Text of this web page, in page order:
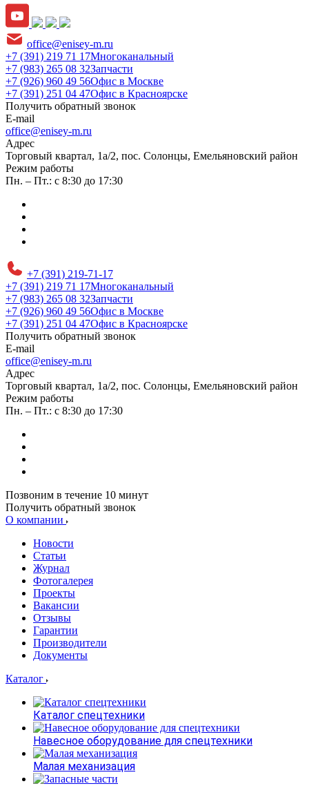
office@enisey-m.ru
+7 (391) 219 71 17Многоканальный
+7 (983) 265 08 32Запчасти
+7 (926) 960 49 56Офис в Москве
+7 (391) 251 04 47Офис в Красноярске
Получить обратный звонок
E-mail
office@enisey-m.ru
Адрес
​Торговый квартал, 1а/2, пос. Солонцы, Емельяновский район
Режим работы
Пн. – Пт.: с 8:30 до 17:30
+7 (391) 219-71-17
+7 (391) 219 71 17Многоканальный
+7 (983) 265 08 32Запчасти
+7 (926) 960 49 56Офис в Москве
+7 (391) 251 04 47Офис в Красноярске
Получить обратный звонок
E-mail
office@enisey-m.ru
Адрес
​Торговый квартал, 1а/2, пос. Солонцы, Емельяновский район
Режим работы
Пн. – Пт.: с 8:30 до 17:30
Позвоним в течение 10 минут
Получить обратный звонок
О компании
Новости
Статьи
Журнал
Фотогалерея
Проекты
Вакансии
Отзывы
Гарантии
Производители
Документы
Каталог
Каталог спецтехники
Навесное оборудование для спецтехники
Малая механизация